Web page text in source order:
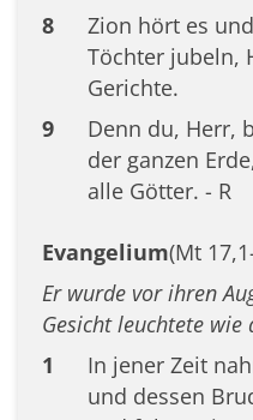
8
Zion hört es
Töchter jubeln,
Gerichte.
9
Denn du, Herr,
der ganzen
alle Götter. - R
Evangelium(Mt
Er wurde vor ihren
Gesicht leuchtete wie
1
In jener Zeit
und dessen